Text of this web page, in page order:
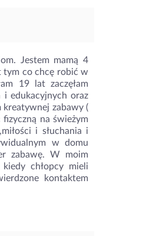
Jestem mamą 4
tym co chcę robić w
19 lat zaczęłam
i edukacyjnych oraz
kreatywnej zabawy (
na świeżym
i słuchania i
w domu
zabawę. W moim
chłopcy mieli
kontaktem